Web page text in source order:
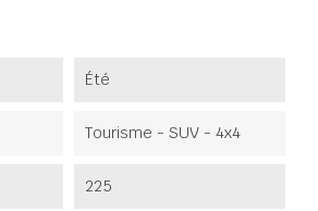
Été
Tourisme - SUV - 4x4
225